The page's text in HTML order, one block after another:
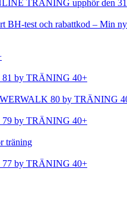
TRÄNING upphör den
BH-test och rabattkod – Min
by TRÄNING 40+
80 by TRÄNING
by TRÄNING 40+
träning
by TRÄNING 40+